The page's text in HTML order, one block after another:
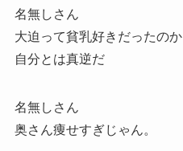
名無しさん
大迫って貧乳好きだったのか
自分とは真逆だ
名無しさん
奥さん痩せすぎじゃん。